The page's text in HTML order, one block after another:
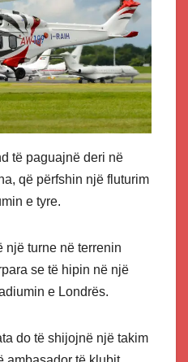
të paguajnë deri në
që përfshin një fluturim
e tyre.
një turne në terrenin
se të hipin në një
e Londrës.
do të shijojnë një takim